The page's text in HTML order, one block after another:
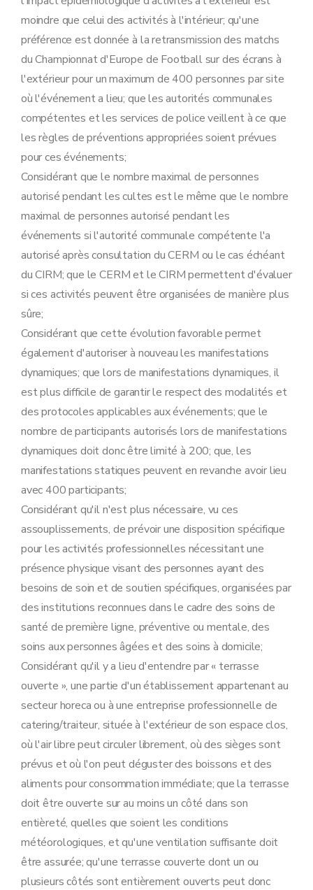
moindre que celui des activités à l'intérieur; qu'une
préférence est donnée à la retransmission des matchs
du Championnat d'Europe de Football sur des écrans à
l'extérieur pour un maximum de 400 personnes par site
où l'événement a lieu; que les autorités communales
compétentes et les services de police veillent à ce que
les règles de préventions appropriées soient prévues
pour ces événements;
Considérant que le nombre maximal de personnes
autorisé pendant les cultes est le même que le nombre
maximal de personnes autorisé pendant les
événements si l'autorité communale compétente l'a
autorisé après consultation du CERM ou le cas échéant
du CIRM; que le CERM et le CIRM permettent d'évaluer
si ces activités peuvent être organisées de manière plus
sûre;
Considérant que cette évolution favorable permet
également d'autoriser à nouveau les manifestations
dynamiques; que lors de manifestations dynamiques, il
est plus difficile de garantir le respect des modalités et
des protocoles applicables aux événements; que le
nombre de participants autorisés lors de manifestations
dynamiques doit donc être limité à 200; que, les
manifestations statiques peuvent en revanche avoir lieu
avec 400 participants;
Considérant qu'il n'est plus nécessaire, vu ces
assouplissements, de prévoir une disposition spécifique
pour les activités professionnelles nécessitant une
présence physique visant des personnes ayant des
besoins de soin et de soutien spécifiques, organisées par
des institutions reconnues dans le cadre des soins de
santé de première ligne, préventive ou mentale, des
soins aux personnes âgées et des soins à domicile;
Considérant qu'il y a lieu d'entendre par « terrasse
ouverte », une partie d'un établissement appartenant au
secteur horeca ou à une entreprise professionnelle de
catering/traiteur, située à l'extérieur de son espace clos,
où l'air libre peut circuler librement, où des sièges sont
prévus et où l'on peut déguster des boissons et des
aliments pour consommation immédiate; que la terrasse
doit être ouverte sur au moins un côté dans son
entièreté, quelles que soient les conditions
météorologiques, et qu'une ventilation suffisante doit
être assurée; qu'une terrasse couverte dont un ou
plusieurs côtés sont entièrement ouverts peut donc